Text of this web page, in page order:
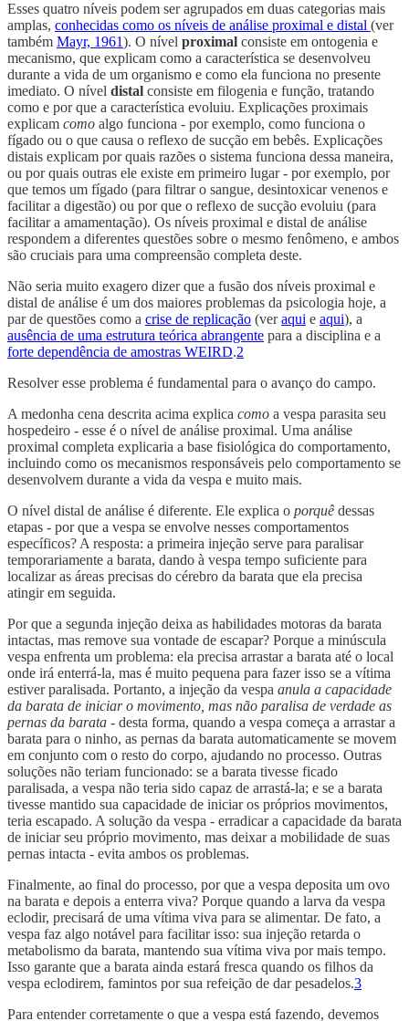
Esses quatro níveis podem ser agrupados em duas categorias mais
amplas, conhecidas como os níveis de análise proximal e distal (ver
também Mayr, 1961). O nível proximal consiste em ontogenia e
mecanismo, que explicam como a característica se desenvolveu
durante a vida de um organismo e como ela funciona no presente
imediato. O nível distal consiste em filogenia e função, tratando
como e por que a característica evoluiu. Explicações proximais
explicam como algo funciona - por exemplo, como funciona o
fígado ou o que causa o reflexo de sucção em bebês. Explicações
distais explicam por quais razões o sistema funciona dessa maneira,
ou por quais outras ele existe em primeiro lugar - por exemplo, por
que temos um fígado (para filtrar o sangue, desintoxicar venenos e
facilitar a digestão) ou por que o reflexo de sucção evoluiu (para
facilitar a amamentação). Os níveis proximal e distal de análise
respondem a diferentes questões sobre o mesmo fenômeno, e ambos
são cruciais para uma compreensão completa deste.
Não seria muito exagero dizer que a fusão dos níveis proximal e
distal de análise é um dos maiores problemas da psicologia hoje, a
par de questões como a crise de replicação (veraqui e aqui), a
ausência de uma estrutura teórica abrangente para a disciplina e a
forte dependência de amostras WEIRD.2
Resolver esse problema é fundamental para o avanço do campo.
A medonha cena descrita acima explica como a vespa parasita seu
hospedeiro - esse é o nível de análise proximal. Uma análise
proximal completa explicaria a base fisiológica do comportamento,
incluindo como os mecanismos responsáveis pelo comportamento se
desenvolvem durante a vida da vespa e muito mais.
O nível distal de análise é diferente. Ele explica o porquê dessas
etapas - por que a vespa se envolve nesses comportamentos
específicos? A resposta: a primeira injeção serve para paralisar
temporariamente a barata, dando à vespa tempo suficiente para
localizar as áreas precisas do cérebro da barata que ela precisa
atingir em seguida.
Por que a segunda injeção deixa as habilidades motoras da barata
intactas, mas remove sua vontade de escapar? Porque a minúscula
vespa enfrenta um problema: ela precisa arrastar a barata até o local
onde irá enterrá-la, mas é muito pequena para fazer isso se a vítima
estiver paralisada. Portanto, a injeção da vespa anula a capacidade
da barata de iniciar o movimento, mas não paralisa de verdade as
pernas da barata - desta forma, quando a vespa começa a arrastar a
barata para o ninho, as pernas da barata automaticamente se movem
em conjunto com o resto do corpo, ajudando no processo. Outras
soluções não teriam funcionado: se a barata tivesse ficado
paralisada, a vespa não teria sido capaz de arrastá-la; e se a barata
tivesse mantido sua capacidade de iniciar os próprios movimentos,
teria escapado. A solução da vespa - erradicar a capacidade da barata
de iniciar seu próprio movimento, mas deixar a mobilidade de suas
pernas intacta - evita ambos os problemas.
Finalmente, ao final do processo, por que a vespa deposita um ovo
na barata e depois a enterra viva? Porque quando a larva da vespa
eclodir, precisará de uma vítima viva para se alimentar. De fato, a
vespa faz algo notável para facilitar isso: sua injeção retarda o
metabolismo da barata, mantendo sua vítima viva por mais tempo.
Isso garante que a barata ainda estará fresca quando os filhos da
vespa eclodirem, famintos por sua refeição de dar pesadelos.3
Para entender corretamente o que a vespa está fazendo, devemos